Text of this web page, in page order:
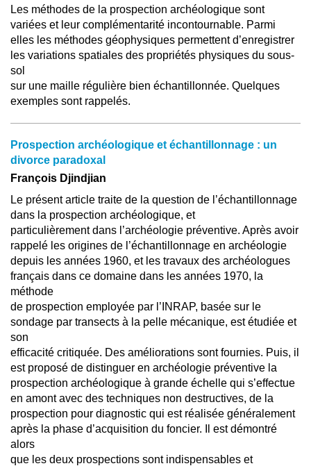
Les méthodes de la prospection archéologique sont
variées et leur complémentarité incontournable. Parmi
elles les méthodes géophysiques permettent d’enregistrer
les variations spatiales des propriétés physiques du sous-
sol
sur une maille régulière bien échantillonnée. Quelques
exemples sont rappelés.
Prospection archéologique et échantillonnage : un
divorce paradoxal
François Djindjian
Le présent article traite de la question de l’échantillonnage
dans la prospection archéologique, et
particulièrement dans l’archéologie préventive. Après avoir
rappelé les origines de l’échantillonnage en archéologie
depuis les années 1960, et les travaux des archéologues
français dans ce domaine dans les années 1970, la
méthode
de prospection employée par l’INRAP, basée sur le
sondage par transects à la pelle mécanique, est étudiée et
son
efficacité critiquée. Des améliorations sont fournies. Puis, il
est proposé de distinguer en archéologie préventive la
prospection archéologique à grande échelle qui s’effectue
en amont avec des techniques non destructives, de la
prospection pour diagnostic qui est réalisée généralement
après la phase d’acquisition du foncier. Il est démontré
alors
que les deux prospections sont indispensables et